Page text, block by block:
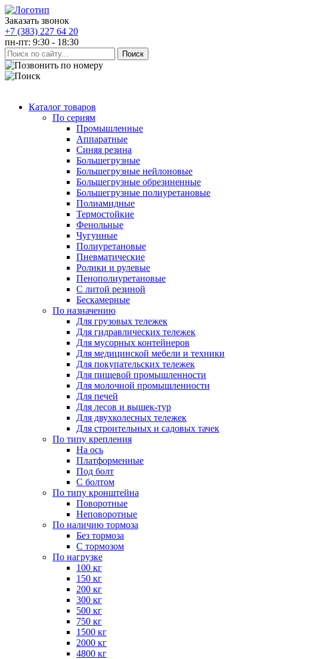
Заказать звонок
+7 (383) 227 64 20
пн-пт: 9:30 - 18:30
Каталог товаров
По сериям
Промышленные
Аппаратные
Синяя резина
Большегрузные
Большегрузные нейлоновые
Большегрузные обрезиненные
Большегрузные полиуретановые
Полиамидные
Термостойкие
Фенольные
Чугунные
Полиуретановые
Пневматические
Ролики и рулевые
Пенополиуретановые
С литой резиной
Бескамерные
По назначению
Для грузовых тележек
Для гидравлических тележек
Для мусорных контейнеров
Для медицинской мебели и техники
Для покупательских тележек
Для пищевой промышленности
Для молочной промышленности
Для печей
Для лесов и вышек-тур
Для двухколесных тележек
Для строительных и садовых тачек
По типу крепления
На ось
Платформенные
Под болт
С болтом
По типу кронштейна
Поворотные
Неповоротные
По наличию тормоза
Без тормоза
С тормозом
По нагрузке
100 кг
150 кг
200 кг
300 кг
500 кг
750 кг
1500 кг
2000 кг
4800 кг